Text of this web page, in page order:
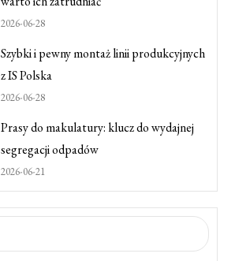
2026-06-28
Szybki i pewny montaż linii produkcyjnych
z IS Polska
2026-06-28
Prasy do makulatury: klucz do wydajnej
segregacji odpadów
2026-06-21